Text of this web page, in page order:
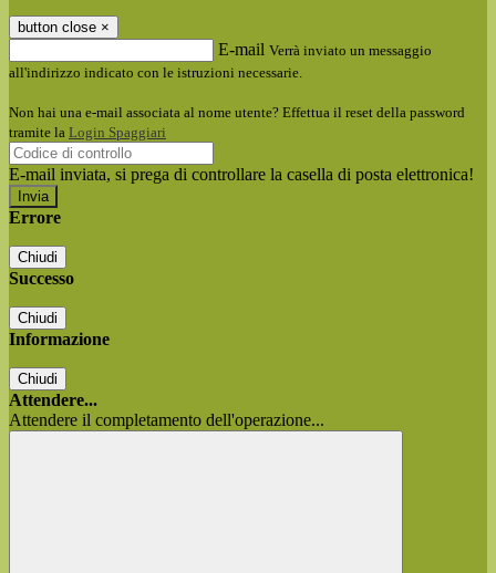
button close ×
E-mail Verrà inviato un messaggio
all'indirizzo indicato con le istruzioni necessarie.
Non hai una e-mail associata al nome utente? Effettua il reset della password
tramite la Login Spaggiari
E-mail inviata, si prega di controllare la casella di posta elettronica!
Errore
Chiudi
Successo
Chiudi
Informazione
Chiudi
Attendere...
Attendere il completamento dell'operazione...